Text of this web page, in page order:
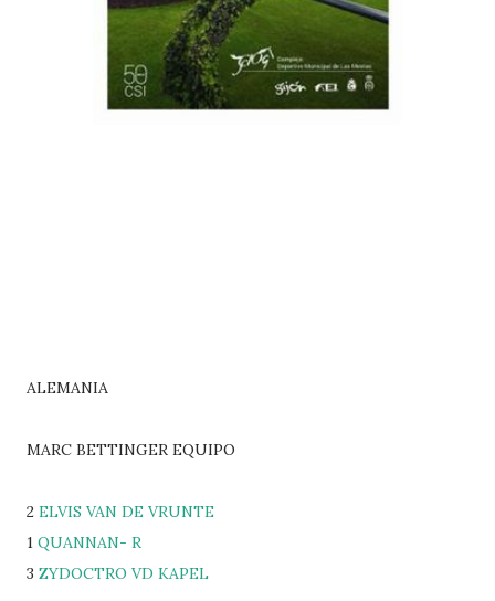
ALEMANIA
MARC BETTINGER EQUIPO
2 ELVIS VAN DE VRUNTE
1 QUANNAN- R
3 ZYDOCTRO VD KAPEL